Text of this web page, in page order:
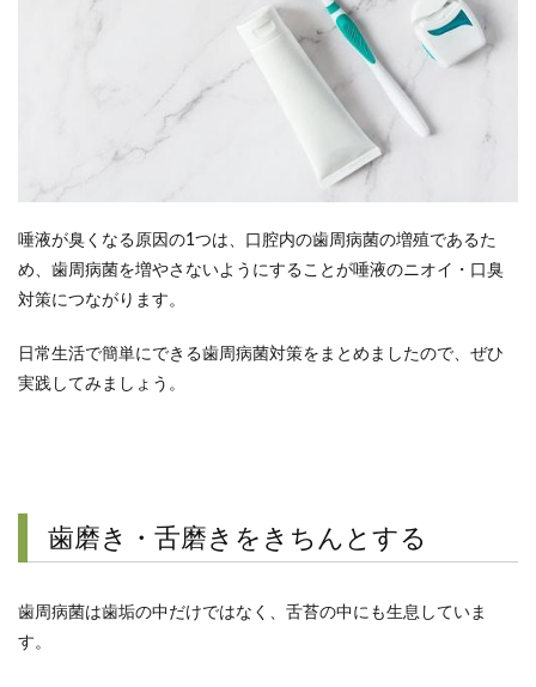
唾液が臭くなる原因の1つは、口腔内の歯周病菌の増殖であるた
め、歯周病菌を増やさないようにすることが唾液のニオイ・口臭
対策につながります。
日常生活で簡単にできる歯周病菌対策をまとめましたので、ぜひ
実践してみましょう。
歯磨き・舌磨きをきちんとする
歯周病菌は歯垢の中だけではなく、舌苔の中にも生息していま
す。